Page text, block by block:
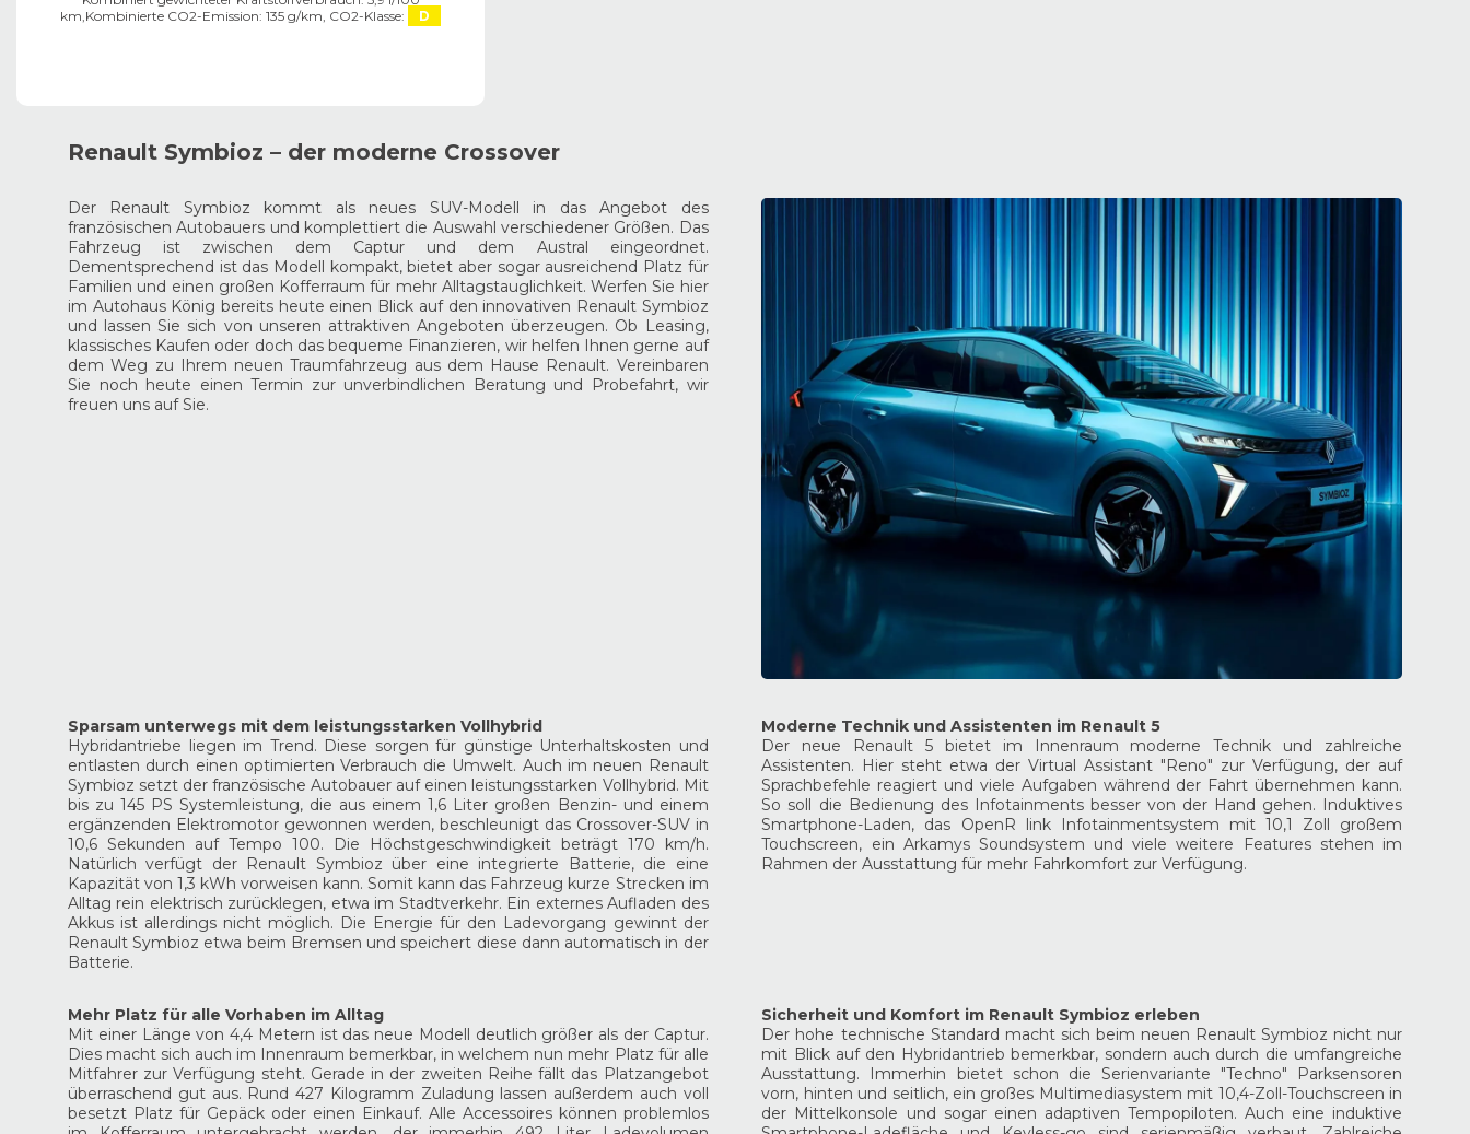
km,Kombinierte CO2-Emission: 135 g/km, CO2-Klasse: D
Renault Symbioz – der moderne Crossover
Der Renault Symbioz kommt als neues SUV-Modell in das Angebot des
französischen Autobauers und komplettiert die Auswahl verschiedener Größen. Das
Fahrzeug ist zwischen dem Captur und dem Austral eingeordnet.
Dementsprechend ist das Modell kompakt, bietet aber sogar ausreichend Platz für
Familien und einen großen Kofferraum für mehr Alltagstauglichkeit. Werfen Sie hier
im Autohaus König bereits heute einen Blick auf den innovativen Renault Symbioz
und lassen Sie sich von unseren attraktiven Angeboten überzeugen. Ob Leasing,
klassisches Kaufen oder doch das bequeme Finanzieren, wir helfen Ihnen gerne auf
dem Weg zu Ihrem neuen Traumfahrzeug aus dem Hause Renault. Vereinbaren
Sie noch heute einen Termin zur unverbindlichen Beratung und Probefahrt, wir
freuen uns auf Sie.
Sparsam unterwegs mit dem leistungsstarken Vollhybrid
Hybridantriebe liegen im Trend. Diese sorgen für günstige Unterhaltskosten und
entlasten durch einen optimierten Verbrauch die Umwelt. Auch im neuen Renault
Symbioz setzt der französische Autobauer auf einen leistungsstarken Vollhybrid. Mit
bis zu 145 PS Systemleistung, die aus einem 1,6 Liter großen Benzin- und einem
ergänzenden Elektromotor gewonnen werden, beschleunigt das Crossover-SUV in
10,6 Sekunden auf Tempo 100. Die Höchstgeschwindigkeit beträgt 170 km/h.
Natürlich verfügt der Renault Symbioz über eine integrierte Batterie, die eine
Kapazität von 1,3 kWh vorweisen kann. Somit kann das Fahrzeug kurze Strecken im
Alltag rein elektrisch zurücklegen, etwa im Stadtverkehr. Ein externes Aufladen des
Akkus ist allerdings nicht möglich. Die Energie für den Ladevorgang gewinnt der
Renault Symbioz etwa beim Bremsen und speichert diese dann automatisch in der
Batterie.
Moderne Technik und Assistenten im Renault 5
Der neue Renault 5 bietet im Innenraum moderne Technik und zahlreiche
Assistenten. Hier steht etwa der Virtual Assistant "Reno" zur Verfügung, der auf
Sprachbefehle reagiert und viele Aufgaben während der Fahrt übernehmen kann.
So soll die Bedienung des Infotainments besser von der Hand gehen. Induktives
Smartphone-Laden, das OpenR link Infotainmentsystem mit 10,1 Zoll großem
Touchscreen, ein Arkamys Soundsystem und viele weitere Features stehen im
Rahmen der Ausstattung für mehr Fahrkomfort zur Verfügung.
Mehr Platz für alle Vorhaben im Alltag
Mit einer Länge von 4,4 Metern ist das neue Modell deutlich größer als der Captur.
Dies macht sich auch im Innenraum bemerkbar, in welchem nun mehr Platz für alle
Mitfahrer zur Verfügung steht. Gerade in der zweiten Reihe fällt das Platzangebot
überraschend gut aus. Rund 427 Kilogramm Zuladung lassen außerdem auch voll
besetzt Platz für Gepäck oder einen Einkauf. Alle Accessoires können problemlos
Sicherheit und Komfort im Renault Symbioz erleben
Der hohe technische Standard macht sich beim neuen Renault Symbioz nicht nur
mit Blick auf den Hybridantrieb bemerkbar, sondern auch durch die umfangreiche
Ausstattung. Immerhin bietet schon die Serienvariante "Techno" Parksensoren
vorn, hinten und seitlich, ein großes Multimediasystem mit 10,4-Zoll-Touchscreen in
der Mittelkonsole und sogar einen adaptiven Tempopiloten. Auch eine induktive